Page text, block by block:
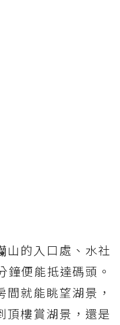
山的入口處、水社
鐘便能抵達碼頭。
就能眺望湖景，
頂樓賞湖景，還是